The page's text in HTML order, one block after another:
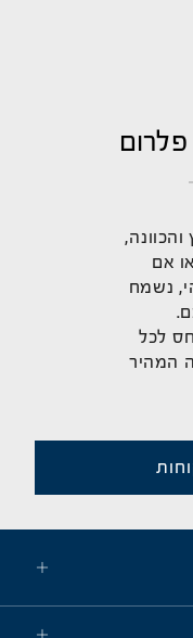
אם
נשמח
לכל
המהיר